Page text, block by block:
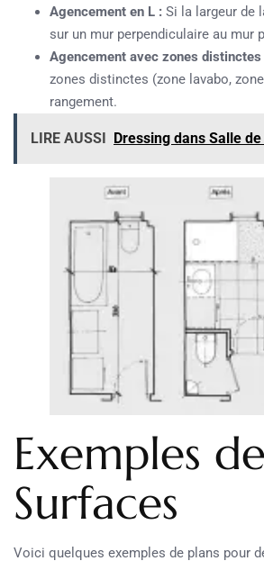
Agencement en L : Si la largeur de
sur un mur perpendiculaire au mur
Agencement avec zones distinctes
zones distinctes (zone lavabo,
rangement.
LIRE AUSSI Dressing dans Salle
Exemples
Surfaces
Voici quelques exemples de plans pour